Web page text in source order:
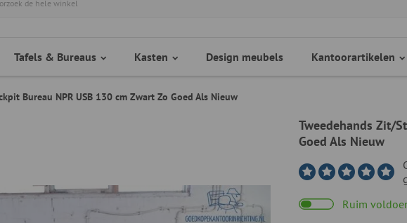
Tafels & Bureaus Kasten Design meubels Kantoorartikelen
Bureau NPR USB 130 cm Zwart Zo Goed Als Nieuw
Tweedehands Zit/
Goed Als Nieuw
Ruim